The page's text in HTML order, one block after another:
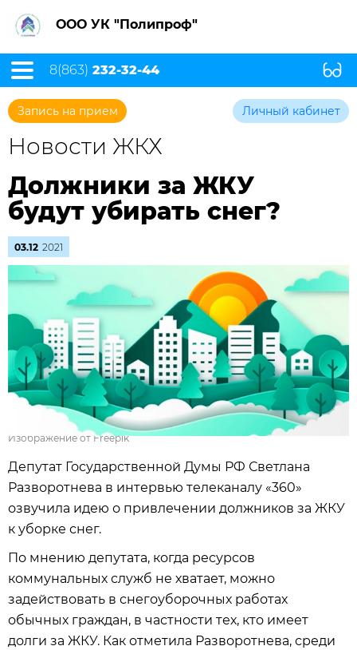
ООО УК "Полипроф"
8(863) 232-32-44
Запись на прием Личный кабинет
Новости ЖКХ
Должники за ЖКУ
будут убирать снег?
03.12 2021
Изображение от Freepik
Депутат Государственной Думы РФ Светлана
Разворотнева в интервью телеканалу «360»
озвучила идею о привлечении должников за ЖКУ
к уборке снег.
По мнению депутата, когда ресурсов
коммунальных служб не хватает, можно
задействовать в снегоуборочных работах
обычных граждан, в частности тех, кто имеет
долги за ЖКУ. Как отметила Разворотнева, среди